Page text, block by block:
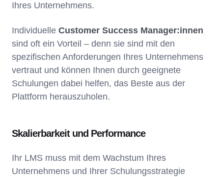
Ihres Unternehmens.
Individuelle Customer Success Manager:innen
sind oft ein Vorteil – denn sie sind mit den
spezifischen Anforderungen Ihres Unternehmens
vertraut und können Ihnen durch geeignete
Schulungen dabei helfen, das Beste aus der
Plattform herauszuholen.
Skalierbarkeit und Performance
Ihr LMS muss mit dem Wachstum Ihres
Unternehmens und Ihrer Schulungsstrategie